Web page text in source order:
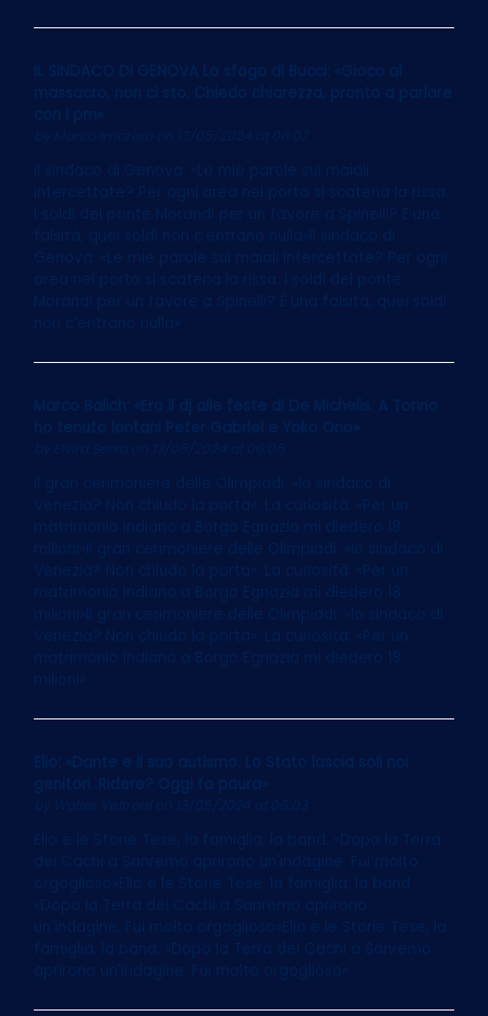
IL SINDACO DI GENOVA Lo sfogo di Bucci: «Gioco al
massacro, non ci sto. Chiedo chiarezza, pronto a parlare
con i pm»
Marco Imarisio on 13/05/2024 at 06:07
Il sindaco di Genova: «Le mie parole sui maiali
intercettate? Per ogni area nel porto si scatena la rissa.
I soldi del ponte Morandi per un favore a Spinelli? È una
falsità, quei soldi non c’entrano nulla»Il sindaco di
Genova: «Le mie parole sui maiali intercettate? Per ogni
area nel porto si scatena la rissa. I soldi del ponte
Morandi per un favore a Spinelli? È una falsità, quei soldi
non c’entrano nulla»
Marco Balich: «Ero il dj alle feste di De Michelis. A Torino
ho tenuto lontani Peter Gabriel e Yoko Ono»
on 13/05/2024 at 06:05
Il gran cerimoniere delle Olimpiadi: «Io sindaco di
Venezia? Non chiudo la porta». La curiosità: «Per un
matrimonio indiano a Borgo Egnazia mi diedero 18
milioni»Il gran cerimoniere delle Olimpiadi: «Io sindaco di
Venezia? Non chiudo la porta». La curiosità: «Per un
matrimonio indiano a Borgo Egnazia mi diedero 18
milioni»Il gran cerimoniere delle Olimpiadi: «Io sindaco di
Venezia? Non chiudo la porta». La curiosità: «Per un
matrimonio indiano a Borgo Egnazia mi diedero 18
Elio: «Dante e il suo autismo. Lo Stato lascia soli noi
genitori. Ridere? Oggi fa paura»
Walter Veltroni on 13/05/2024 at 06:03
Elio e le Storie Tese, la famiglia, la band. «Dopo la Terra
dei Cachi a Sanremo aprirono un'indagine. Fui molto
orgoglioso»Elio e le Storie Tese, la famiglia, la band.
«Dopo la Terra dei Cachi a Sanremo aprirono
un'indagine. Fui molto orgoglioso»Elio e le Storie Tese, la
famiglia, la band. «Dopo la Terra dei Cachi a Sanremo
aprirono un'indagine. Fui molto orgoglioso»